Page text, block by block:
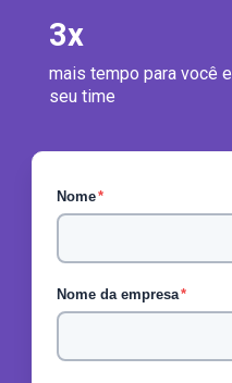
3x
mais tempo para você e
seu time
Nome*
Nome da empresa*